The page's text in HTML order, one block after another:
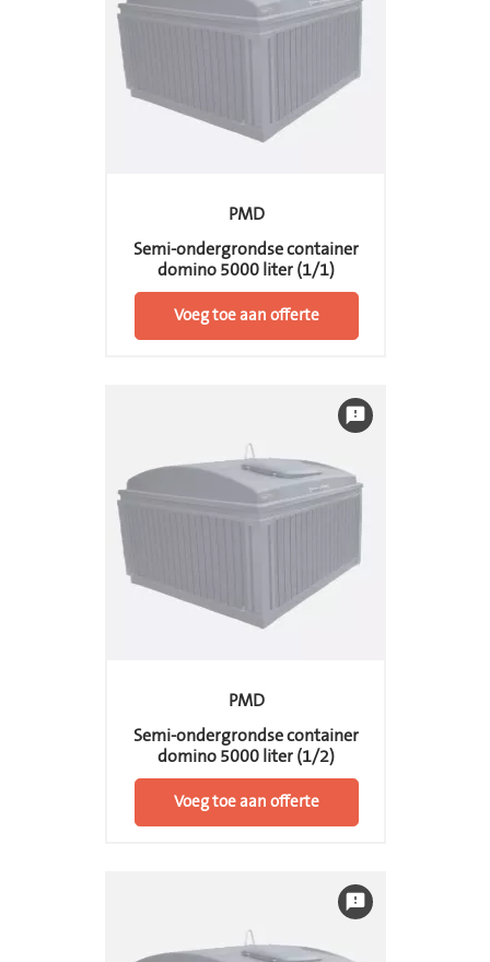
PMD
Semi-ondergrondse container
domino 5000 liter (1/1)
Voeg toe aan offerte
feedback
PMD
Semi-ondergrondse container
domino 5000 liter (1/2)
Voeg toe aan offerte
feedback